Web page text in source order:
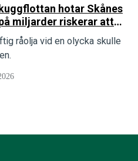
hotar Skånes
miljarder riskerar att
råolja vid en olycka skulle